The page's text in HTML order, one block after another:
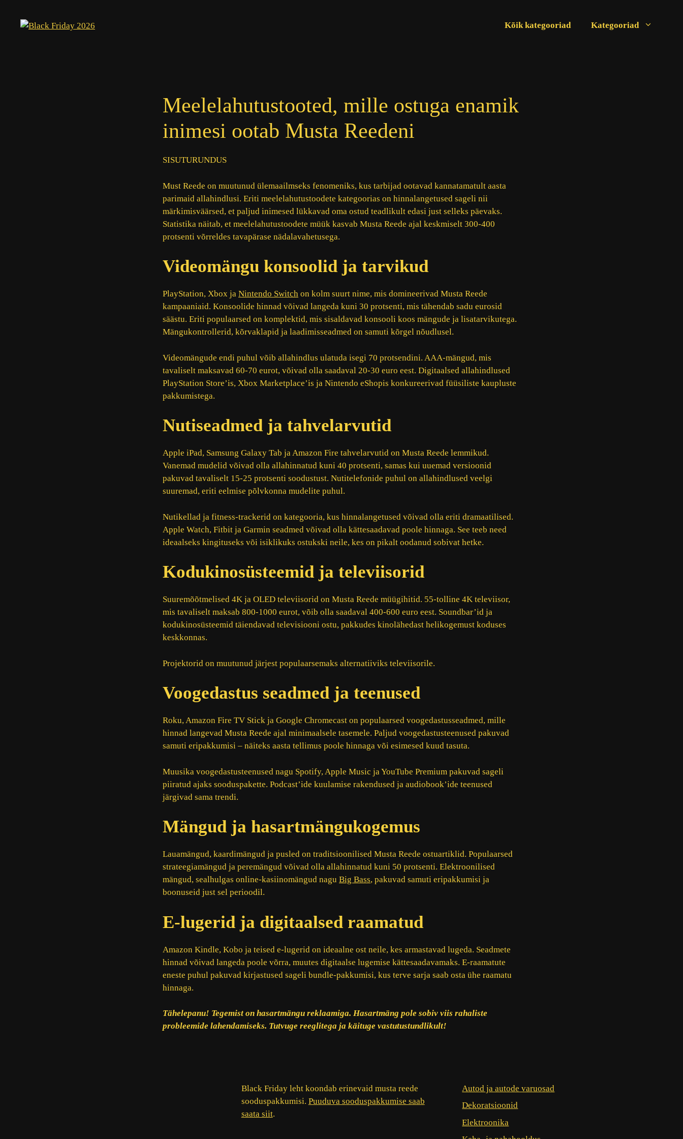
Kõik kategooriad Kategooriad
Meelelahutustooted, mille ostuga enamik
inimesi ootab Musta Reedeni
SISUTURUNDUS
Must Reede on muutunud ülemaailmseks fenomeniks, kus tarbijad ootavad kannatamatult aasta
parimaid allahindlusi. Eriti meelelahutustoodete kategoorias on hinnalangetused sageli nii
märkimisväärsed, et paljud inimesed lükkavad oma ostud teadlikult edasi just selleks päevaks.
Statistika näitab, et meelelahutustoodete müük kasvab Musta Reede ajal keskmiselt 300-400
protsenti võrreldes tavapärase nädalavahetusega.
Videomängu konsoolid ja tarvikud
PlayStation, Xbox ja Nintendo Switch on kolm suurt nime, mis domineerivad Musta Reede
kampaaniaid. Konsoolide hinnad võivad langeda kuni 30 protsenti, mis tähendab sadu eurosid
säästu. Eriti populaarsed on komplektid, mis sisaldavad konsooli koos mängude ja lisatarvikutega.
Mängukontrollerid, kõrvaklapid ja laadimisseadmed on samuti kõrgel nõudlusel.
Videomängude endi puhul võib allahindlus ulatuda isegi 70 protsendini. AAA-mängud, mis
tavaliselt maksavad 60-70 eurot, võivad olla saadaval 20-30 euro eest. Digitaalsed allahindlused
PlayStation Store’is, Xbox Marketplace’is ja Nintendo eShopis konkureerivad füüsiliste kaupluste
pakkumistega.
Nutiseadmed ja tahvelarvutid
Apple iPad, Samsung Galaxy Tab ja Amazon Fire tahvelarvutid on Musta Reede lemmikud.
Vanemad mudelid võivad olla allahinnatud kuni 40 protsenti, samas kui uuemad versioonid
pakuvad tavaliselt 15-25 protsenti soodustust. Nutitelefonide puhul on allahindlused veelgi
suuremad, eriti eelmise põlvkonna mudelite puhul.
Nutikellad ja fitness-trackerid on kategooria, kus hinnalangetused võivad olla eriti dramaatilised.
Apple Watch, Fitbit ja Garmin seadmed võivad olla kättesaadavad poole hinnaga. See teeb need
ideaalseks kingituseks või isiklikuks ostukski neile, kes on pikalt oodanud sobivat hetke.
Kodukinosüsteemid ja televiisorid
Suuremõõtmelised 4K ja OLED televiisorid on Musta Reede müügihitid. 55-tolline 4K televiisor,
mis tavaliselt maksab 800-1000 eurot, võib olla saadaval 400-600 euro eest. Soundbar’id ja
kodukinosüsteemid täiendavad televisiooni ostu, pakkudes kinolähedast helikogemust koduses
keskkonnas.
Projektorid on muutunud järjest populaarsemaks alternatiiviks televiisorile.
Voogedastus seadmed ja teenused
Roku, Amazon Fire TV Stick ja Google Chromecast on populaarsed voogedastusseadmed, mille
hinnad langevad Musta Reede ajal minimaalsele tasemele. Paljud voogedastusteenused pakuvad
samuti eripakkumisi – näiteks aasta tellimus poole hinnaga või esimesed kuud tasuta.
Muusika voogedastusteenused nagu Spotify, Apple Music ja YouTube Premium pakuvad sageli
piiratud ajaks sooduspakette. Podcast’ide kuulamise rakendused ja audiobook’ide teenused
järgivad sama trendi.
Mängud ja hasartmängukogemus
Lauamängud, kaardimängud ja pusled on traditsioonilised Musta Reede ostuartiklid. Populaarsed
strateegiamängud ja peremängud võivad olla allahinnatud kuni 50 protsenti. Elektroonilised
mängud, sealhulgas online-kasiinomängud nagu Big Bass, pakuvad samuti eripakkumisi ja
boonuseid just sel perioodil.
E-lugerid ja digitaalsed raamatud
Amazon Kindle, Kobo ja teised e-lugerid on ideaalne ost neile, kes armastavad lugeda. Seadmete
hinnad võivad langeda poole võrra, muutes digitaalse lugemise kättesaadavamaks. E-raamatute
eneste puhul pakuvad kirjastused sageli bundle-pakkumisi, kus terve sarja saab osta ühe raamatu
hinnaga.
Tähelepanu! Tegemist on hasartmängu reklaamiga. Hasartmäng pole sobiv viis rahaliste
probleemide lahendamiseks. Tutvuge reeglitega ja käituge vastutustundlikult!
Black Friday leht koondab erinevaid musta reede
sooduspakkumisi. Puuduva sooduspakkumise saab
saata siit.
Autod ja autode varuosad
Dekoratsioonid
Elektroonika